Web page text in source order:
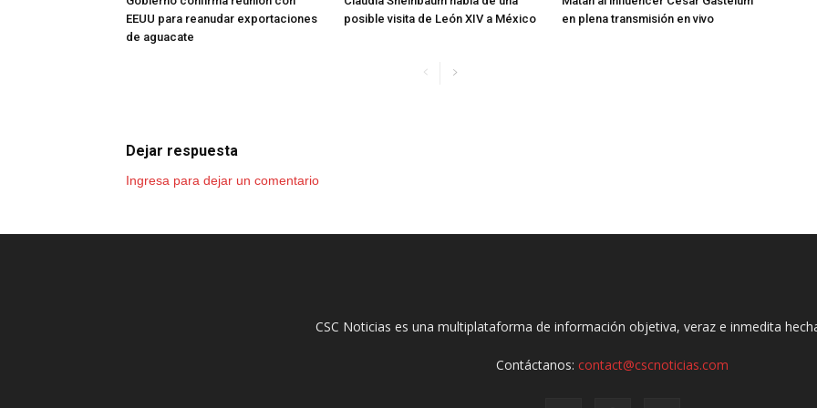
EEUU para reanudar exportaciones
de aguacate
posible visita de León XIV a México
en plena transmisión en vivo
Dejar respuesta
Ingresa para dejar un comentario
CSC Noticias es una multiplataforma de información objetiva, veraz e inmedita
Contáctanos:contact@cscnoticias.com